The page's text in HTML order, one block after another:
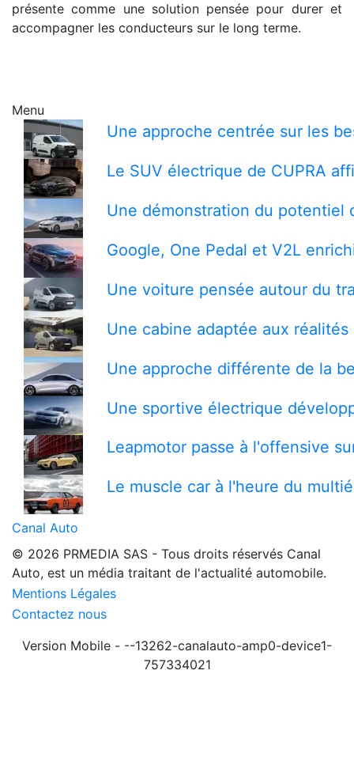
présente comme une solution pensée pour durer et
accompagner les conducteurs sur le long terme.
Menu
Une approche centrée sur les
Le SUV électrique de CUPRA
Une démonstration du potentiel
Google, One Pedal et V2L
Une voiture pensée autour du
Une cabine adaptée aux réalités
Une approche différente de la
Une sportive électrique
Leapmotor passe à l'offensive
Le muscle car à l'heure du
Canal Auto
© 2026 PRMEDIA SAS - Tous droits réservés Canal
Auto, est un média traitant de l'actualité automobile.
Mentions Légales
Contactez nous
Version Mobile - --13262-canalauto-amp0-device1-
757334021